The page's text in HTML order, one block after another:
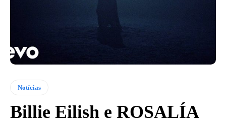
Notícias
Billie Eilish e ROSALÍA